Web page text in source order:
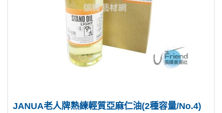
JANUA老人牌熟練輕質亞麻仁油(2種容量/No.4)